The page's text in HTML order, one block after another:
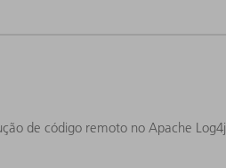
de código remoto no Apache Log4j